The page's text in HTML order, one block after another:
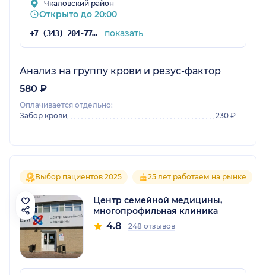
Чкаловский район
Открыто до 20:00
+7 (343) 204-77-00 показать
Анализ на группу крови и резус-фактор
580 ₽
Оплачивается отдельно:
Забор крови
230 ₽
Выбор пациентов 2025 25 лет работаем на рынке
Центр семейной медицины,
многопрофильная клиника
4.8 248 отзывов